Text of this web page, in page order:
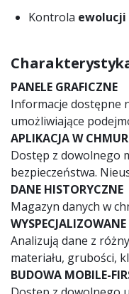
Kontrola ewolucji
PANELE GRAFICZNE
Informacje dostępne
umożliwiające
APLIKACJA W
Dostęp z dowolnego
bezpieczeństwa.
DANE HISTORYCZNE
Magazyn danych w
Analizują dane z
materiału, grubości,
BUDOWA MOBILE-